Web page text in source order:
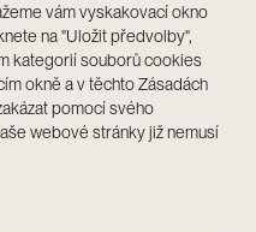
vám vyskakovací okno
na "Uložit předvolby",
kategorií souborů cookies
okně a v těchto Zásadách
pomocí svého
webové stránky již nemusí